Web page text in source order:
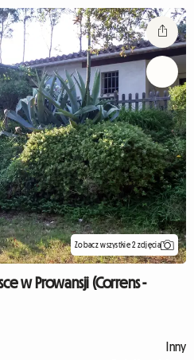
Zobacz wszystkie 2 zdjęcia
w Prowansji (Correns -
Inny